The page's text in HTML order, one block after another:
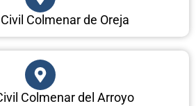
Colmenar de Oreja
Colmenar del Arroyo